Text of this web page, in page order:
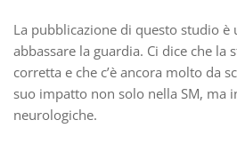
La pubblicazione di questo studio è
abbassare la guardia. Ci dice che la
corretta e che c’è ancora molto da
suo impatto non solo nella SM, ma
neurologiche.